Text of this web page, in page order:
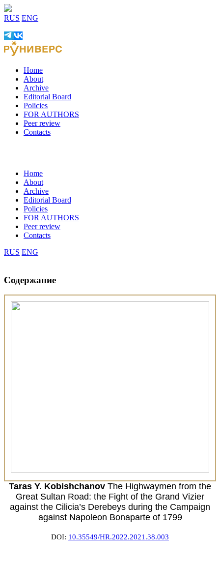
RUS ENG
Home
About
Archive
Editorial Board
Policies
FOR AUTHORS
Peer review
Contacts
Home
About
Archive
Editorial Board
Policies
FOR AUTHORS
Peer review
Contacts
RUS ENG
Содержание
Taras Y. Kobishchanov The Highwaymen from the
Great Sultan Road: the Fight of the Grand Vizier
against the Cilicia’s Derebeys during the Campaign
against Napoleon Bonaparte of 1799
DOI: 10.35549/HR.2022.2021.38.003